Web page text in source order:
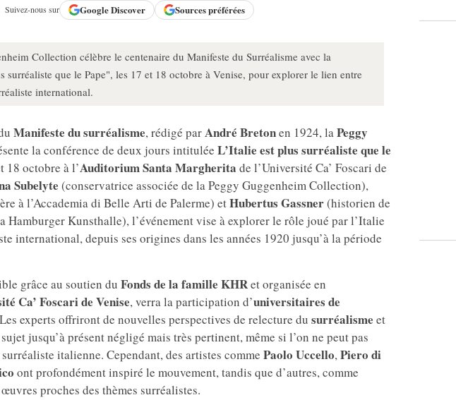
Suivez-nous sur GoogleDiscover Sources préférées
Collection célèbre le centenaire du Manifeste du Surréalisme avec la
surréaliste que le Pape", les 17 et 18 octobre à Venise, pour explorer le lien entre
international.
Manifeste du surréalisme, rédigé parAndré Bretonen 1924, laPeggy
la conférence de deux jours intitulée L’Italie est plus surréaliste que le
18 octobre à l’Auditorium Santa Margherita de l’Université Ca’ Foscari de
Subelyte (conservatrice associée de la Peggy Guggenheim Collection),
à l’Accademia di Belle Arti de Palerme) etHubertus Gassner(historien de
Hamburger Kunsthalle), l’événement vise à explorer le rôle joué par l’Italie
international, depuis ses origines dans les années 1920 jusqu’à la période
grâce au soutien du Fonds de la famille KHRet organisée en
Ca’ Foscari de Venise, verra la participation d’universitaires de
experts offriront de nouvelles perspectives de relecture du surréalisme et
jusqu’à présent négligé mais très pertinent, même si l’on ne peut pas
italienne. Cependant, des artistes comme Paolo Uccello,Piero di
ont profondément inspiré le mouvement, tandis que d’autres, comme
proches des thèmes surréalistes.